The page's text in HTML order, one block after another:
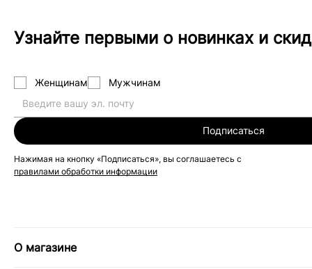
Узнайте первыми о новинках и
Женщинам Мужчинам
Подписаться
Нажимая на кнопку «Подписаться», вы соглашаетесь с
правилами обработки информации
О магазине